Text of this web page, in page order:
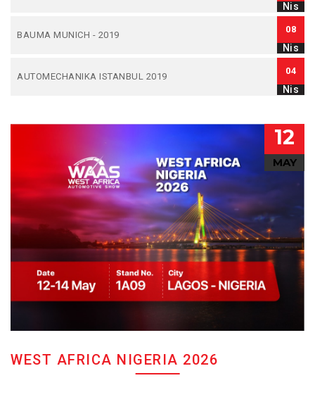
Nis
BAUMA MUNICH - 2019
08
Nis
AUTOMECHANIKA ISTANBUL 2019
04
Nis
12
MAY
WEST AFRICA NIGERIA 2026